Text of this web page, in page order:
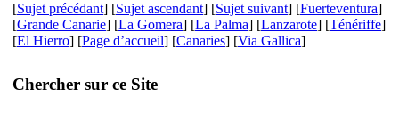
[Sujet précédant] [Sujet ascendant] [Sujet suivant] [Fuerteventura]
[Grande Canarie] [La Gomera] [La Palma] [Lanzarote] [Ténériffe]
[El Hierro] [Page d’accueil] [Canaries] [Via Gallica]
Chercher sur ce Site